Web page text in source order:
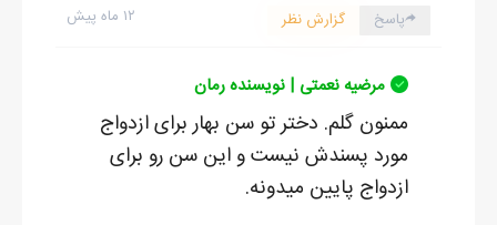
۱۲ ماه پیش پاسخ گزارش نظر
مرضیه نعمتی | نویسنده رمان
ممنون گلم. دختر تو سن بهار برای ازدواج
مورد پسندش نیست و این سن رو برای
ازدواج پایین میدونه.